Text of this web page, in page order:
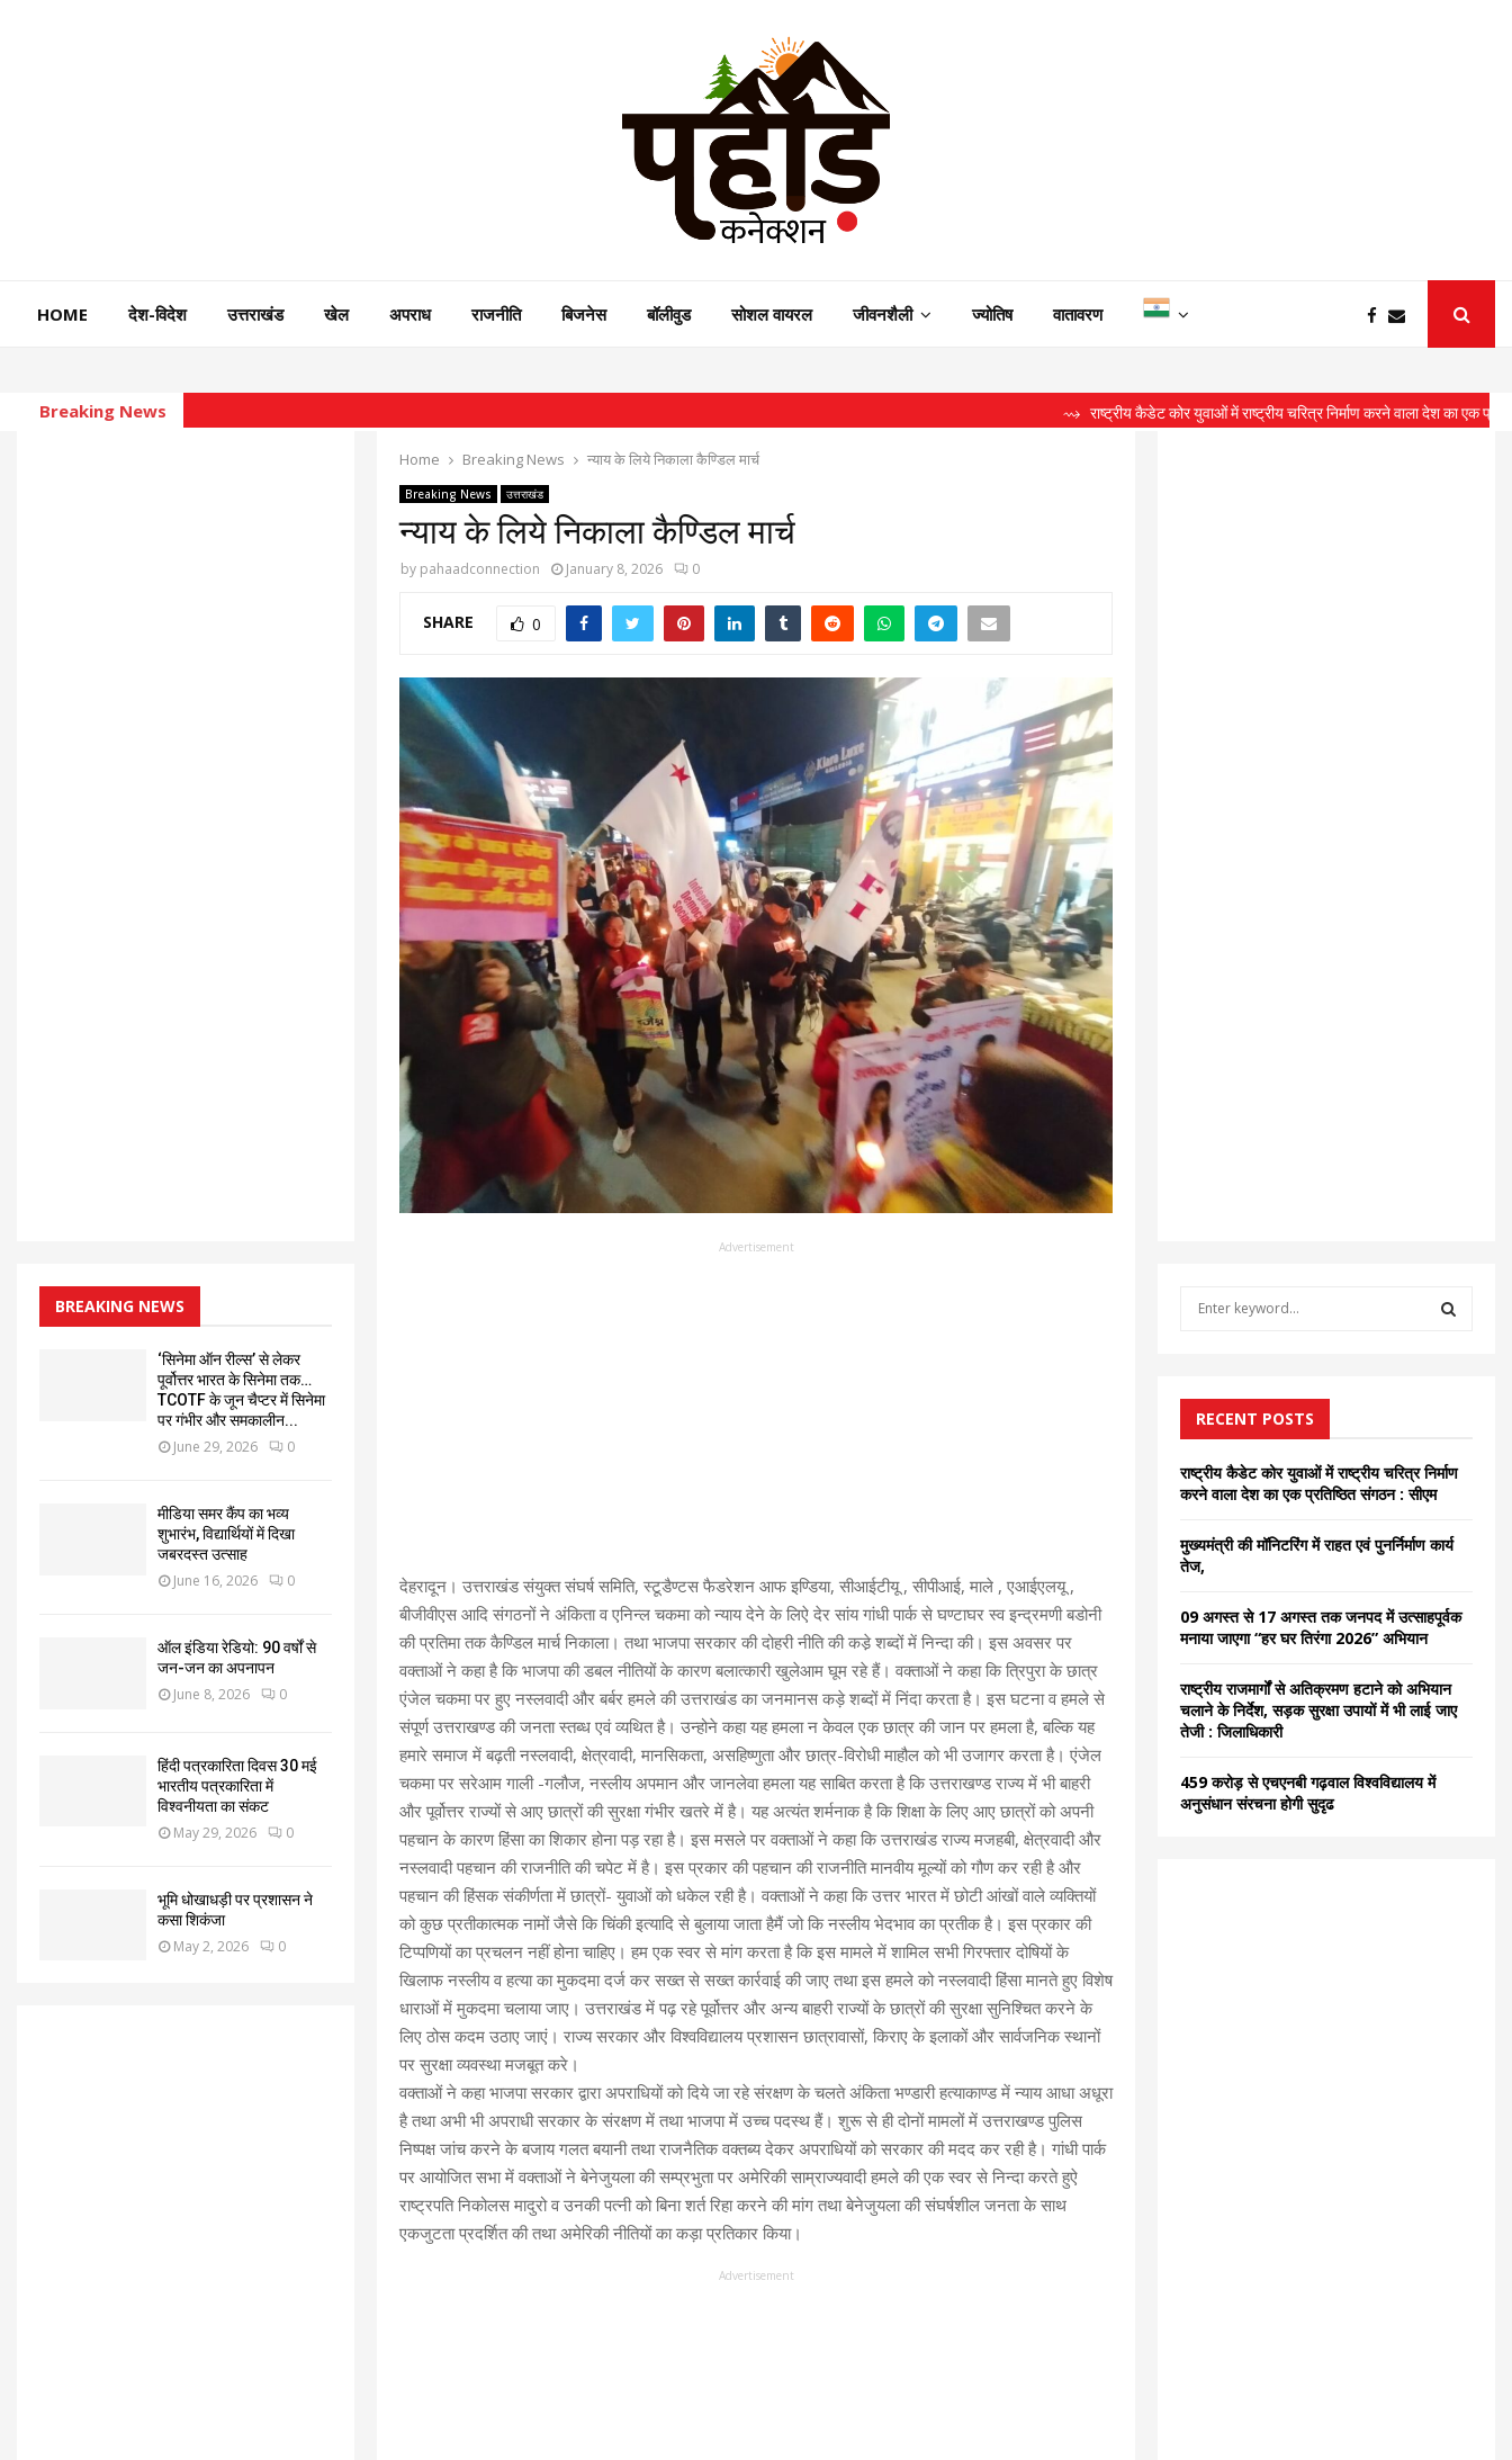
HOME देश-विदेश उत्तराखंड खेल अपराध राजनीति बिजनेस बॉलीवुड सोशल वायरल जीवनशैली ज्योतिष वातावरण
Breaking News ⇝ राष्ट्रीय कैडेट कोर युवाओं में राष्ट्रीय चरित्र निर्माण करने वाला देश का एक प्रतिष्ठित संगठन :
Home Breaking News न्याय के लिये निकाला कैण्डिल मार्च
Breaking News उत्तराखंड
न्याय के लिये निकाला कैण्डिल मार्च
by pahaadconnection January 8, 2026 0
SHARE 0
Advertisement
देहरादून। उत्तराखंड संयुक्त संघर्ष समिति, स्टूडैण्टस फैडरेशन आफ इण्डिया, सीआईटीयू , सीपीआई, माले , एआईएलयू ,
बीजीवीएस आदि संगठनों ने अंकिता व एनिन्ल चकमा को न्याय देने के लिऐ देर सांय गांधी पार्क से घण्टाघर स्व इन्द्रमणी बडोनी
की प्रतिमा तक कैण्डिल मार्च निकाला। तथा भाजपा सरकार की दोहरी नीति की कडे़ शब्दों में निन्दा की। इस अवसर पर
वक्ताओं ने कहा है कि भाजपा की डबल नीतियों के कारण बलात्कारी खुलेआम घूम रहे हैं। वक्ताओं ने कहा कि त्रिपुरा के छात्र
एंजेल चकमा पर हुए नस्लवादी और बर्बर हमले की उत्तराखंड का जनमानस कड़े शब्दों में निंदा करता है। इस‌ घटना व हमले से
संपूर्ण उत्तराखण्ड की जनता स्तब्ध एवं व्यथित है। उन्होने कहा यह हमला न केवल एक छात्र की जान पर हमला है, बल्कि यह
हमारे समाज में बढ़ती नस्लवादी, क्षेत्रवादी, मानसिकता, असहिष्णुता और छात्र-विरोधी माहौल को भी उजागर करता है। एंजेल
चकमा पर सरेआम गाली -गलौज, नस्लीय अपमान और जानलेवा हमला यह साबित करता है कि उत्तराखण्ड राज्य में भी बाहरी
और पूर्वोत्तर राज्यों से आए छात्रों की सुरक्षा गंभीर खतरे में है। यह अत्यंत शर्मनाक है कि शिक्षा के लिए आए छात्रों को अपनी
पहचान के कारण हिंसा का शिकार होना पड़ रहा है। इस मसले पर वक्ताओं ने कहा कि उत्तराखंड राज्य मजहबी, क्षेत्रवादी और
नस्लवादी पहचान की राजनीति की चपेट में है। इस प्रकार की पहचान की राजनीति मानवीय मूल्यों को गौण कर रही है और
पहचान की हिंसक संकीर्णता में छात्रों- युवाओं को धकेल रही है। वक्ताओं ने कहा कि उत्तर भारत में छोटी आंखों वाले व्यक्तियों
को कुछ प्रतीकात्मक नामों जैसे कि चिंकी इत्यादि से बुलाया जाता हैमैं जो कि नस्लीय भेदभाव का प्रतीक है। इस प्रकार की
टिप्पणियों का प्रचलन नहीं होना चाहिए। हम एक स्वर से मांग करता है कि इस मामले में शामिल सभी गिरफ्तार दोषियों के
खिलाफ नस्लीय व हत्या का मुकदमा दर्ज कर सख्त से सख्त कार्रवाई की जाए तथा इस हमले को नस्लवादी हिंसा मानते हुए विशेष
धाराओं में मुकदमा चलाया जाए। उत्तराखंड में पढ़ रहे पूर्वोत्तर और अन्य बाहरी राज्यों के छात्रों की सुरक्षा सुनिश्चित करने के
लिए ठोस कदम उठाए जाएं। राज्य सरकार और विश्वविद्यालय प्रशासन छात्रावासों, किराए के इलाकों और सार्वजनिक स्थानों
पर सुरक्षा व्यवस्था मजबूत करे।
वक्ताओं ने कहा भाजपा सरकार द्वारा अपराधियों को दिये जा रहे संरक्षण के चलते अंकिता भण्डारी हत्याकाण्ड में न्याय आधा अधूरा
है तथा अभी भी अपराधी सरकार के संरक्षण में तथा भाजपा में उच्च पदस्थ हैं। शुरू से ही दोनों मामलों में उत्तराखण्ड पुलिस
निष्पक्ष जांच करने के बजाय गलत बयानी तथा राजनैतिक वक्तब्य देकर अपराधियों को सरकार की मदद कर रही है। गांधी पार्क
पर आयोजित सभा में वक्ताओं ने बेनेजुयला की सम्प्रभुता पर अमेरिकी साम्राज्यवादी हमले की एक स्वर से निन्दा करते हुऐ
राष्ट्रपति निकोलस मादुरो व उनकी पत्नी को बिना शर्त रिहा करने की मांग तथा बेनेजुयला की संघर्षशील जनता के साथ
एकजुटता प्रदर्शित की तथा अमेरिकी नीतियों का कड़ा प्रतिकार किया।
Advertisement
BREAKING NEWS
‘सिनेमा ऑन रील्स’ से लेकर
पूर्वोत्तर भारत के सिनेमा तक…
TCOTF के जून चैप्टर में सिनेमा
पर गंभीर और समकालीन...
June 29, 2026 0
मीडिया समर कैंप का भव्य
शुभारंभ, विद्यार्थियों में दिखा
जबरदस्त उत्साह
June 16, 2026 0
ऑल इंडिया रेडियो: 90 वर्षों से
जन-जन का अपनापन
June 8, 2026 0
हिंदी पत्रकारिता दिवस 30 मई
भारतीय पत्रकारिता में
विश्वनीयता का संकट
May 29, 2026 0
भूमि धोखाधड़ी पर प्रशासन ने
कसा शिकंजा
May 2, 2026 0
f
o
r
C
RECENT POSTS
राष्ट्रीय कैडेट कोर युवाओं में राष्ट्रीय चरित्र निर्माण
करने वाला देश का एक प्रतिष्ठित संगठन : सीएम
मुख्यमंत्री की मॉनिटरिंग में राहत एवं पुनर्निर्माण कार्य
तेज,
09 अगस्त से 17 अगस्त तक जनपद में उत्साहपूर्वक
मनाया जाएगा “हर घर तिरंगा 2026” अभियान
राष्ट्रीय राजमार्गों से अतिक्रमण हटाने को अभियान
चलाने के निर्देश, सड़क सुरक्षा उपायों में भी लाई जाए
तेजी : जिलाधिकारी
459 करोड़ से एचएनबी गढ़वाल विश्वविद्यालय में
अनुसंधान संरचना होगी सुदृढ